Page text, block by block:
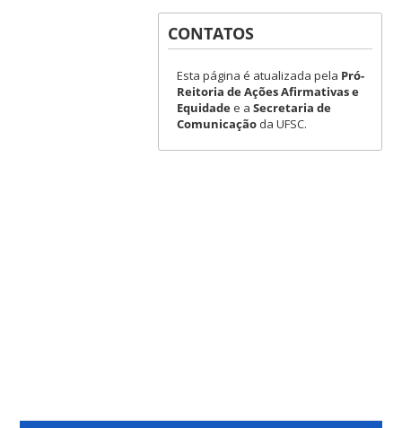
CONTATOS
Esta página é atualizada pela Pró-
Reitoria de Ações Afirmativas e
Equidadee a Secretaria de
Comunicaçãoda UFSC.